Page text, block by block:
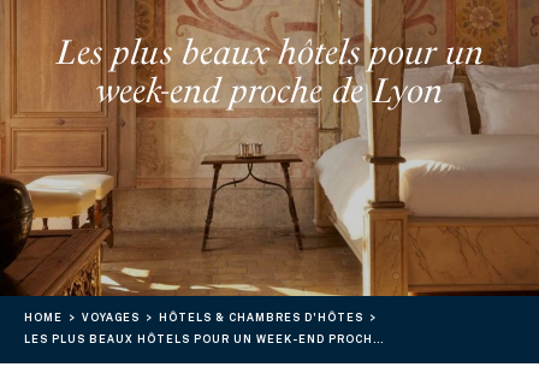
Les plus beaux hôtels pour un
week-end proche de Lyon
HOME VOYAGES
HÔTELS & CHAMBRES D'HÔTES
LES PLUS BEAUX HÔTELS POUR UN WEEK-END PROCHE DE LYON